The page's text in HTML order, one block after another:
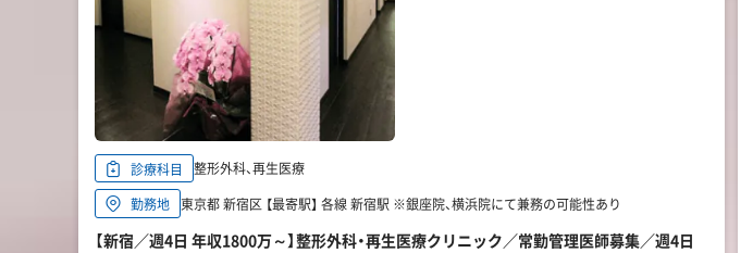
診療科目
整形外科、再生医療
勤務地 東京都 新宿区 【最寄駅】 各線 新宿駅 ※銀座院、横浜院にて兼務の可能性あり
【新宿／週4日 年収1800万～】整形外科・再生医療クリニック／常勤管理医師募集／週4日